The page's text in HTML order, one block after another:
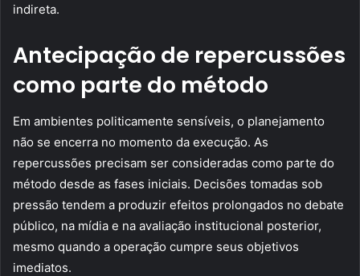
indireta.
Antecipação de repercussões
como parte do método
Em ambientes politicamente sensíveis, o planejamento
não se encerra no momento da execução. As
repercussões precisam ser consideradas como parte do
método desde as fases iniciais. Decisões tomadas sob
pressão tendem a produzir efeitos prolongados no debate
público, na mídia e na avaliação institucional posterior,
mesmo quando a operação cumpre seus objetivos
imediatos.